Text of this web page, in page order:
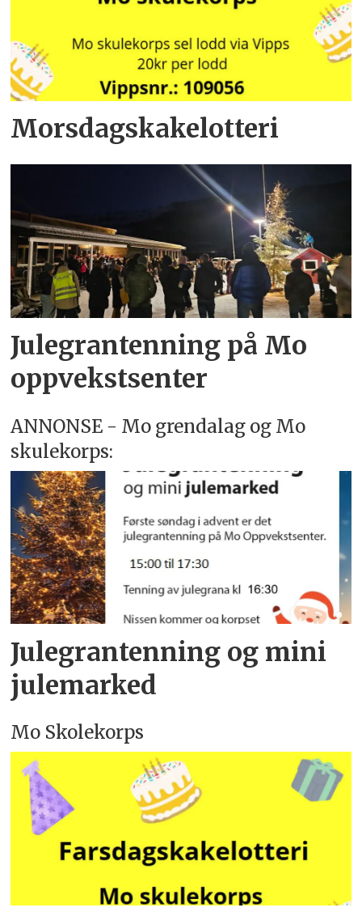
Morsdagskakelotteri
Julegrantenning på Mo
oppvekstsenter
ANNONSE - Mo grendalag og Mo
skulekorps:
Julegrantenning og mini
julemarked
Mo Skolekorps